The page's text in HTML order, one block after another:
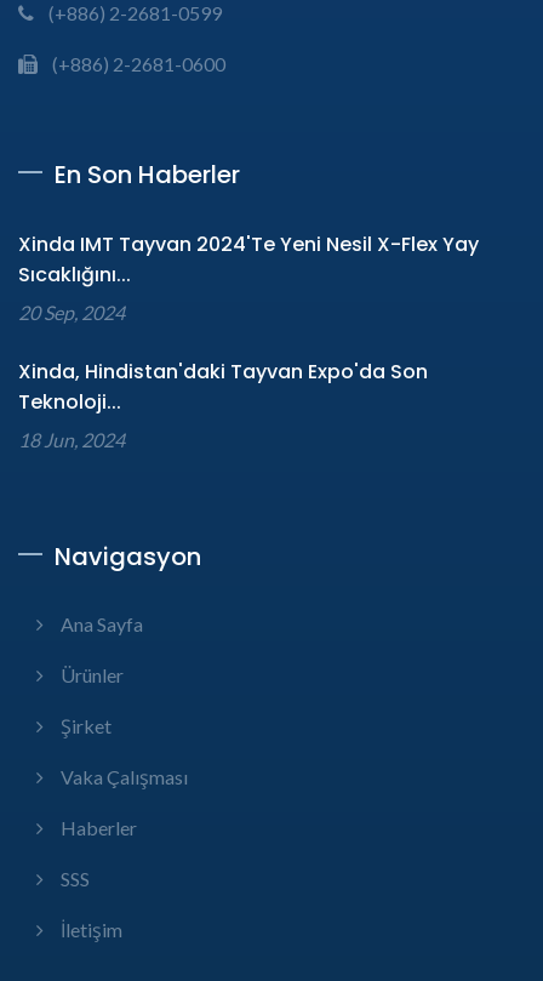
(+886) 2-2681-0599
(+886) 2-2681-0600
En Son Haberler
Xinda IMT Tayvan 2024'te Yeni Nesil X-Flex Yay
Sıcaklığını...
20 Sep, 2024
Xinda, Hindistan'daki Tayvan Expo'da Son
Teknoloji...
18 Jun, 2024
Navigasyon
Ana Sayfa
Ürünler
Şirket
Vaka Çalışması
Haberler
SSS
İletişim